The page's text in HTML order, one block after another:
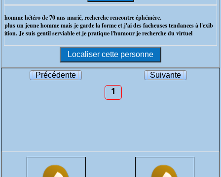
homme hétéro de 70 ans marié, recherche rencontre éphémère.
plus un jeune homme mais je garde la forme et j'ai des facheuses tendances à l'exib
ition. Je suis gentil serviable et je pratique l'humour je recherche du virtuel
Précédente Suivante
1